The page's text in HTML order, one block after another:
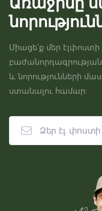
Միացե՛ք մեր էլփոստի
և նորությունների
ստանալու համար: